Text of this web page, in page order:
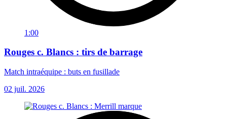
1:00
Rouges c. Blancs : tirs de barrage
Match intraéquipe : buts en fusillade
02 juil. 2026